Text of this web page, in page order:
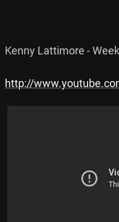
Kenny Lattimore -
http://